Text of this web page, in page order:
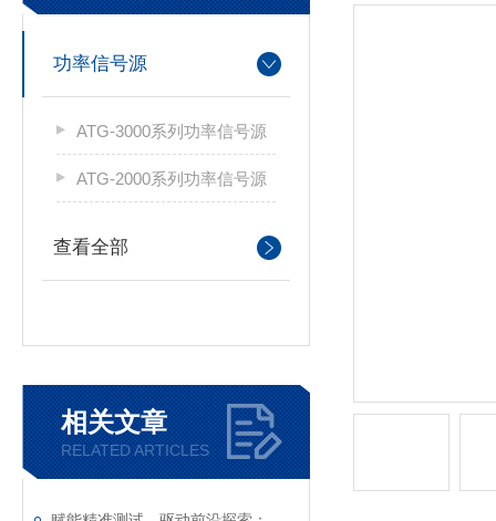
功率信号源
ATG-3000系列功率信号源
ATG-2000系列功率信号源
查看全部
相关文章
RELATED ARTICLES